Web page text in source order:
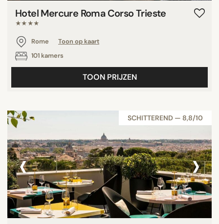
Hotel Mercure Roma Corso Trieste
★★★★
Rome
Toon op kaart
101 kamers
TOON PRIJZEN
SCHITTEREND — 8,8/10
‹ ›